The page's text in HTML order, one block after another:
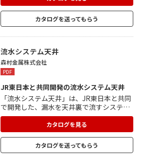
施工。フックバーは、ビス留め不要の引っ
掛け式施工でどこからでも脱着可能です。
フックパネルは、多くのデザインに対応で
ザインをお楽しみいただけます。 耐風圧・
耐震性について性能試験済みの耐久性商品
です。
カタログを送ってもらう
流水システム天井
森村金属株式会社
PDF
JR東日本と共同開発の流水システム天井
「流水システム天井」は、JR東日本と共同
で開発した、漏水を天井裏で流すシステム
です。 天井面に施された様々なサイズや形
の開口に対応できる流水見切と専用のガス
ケットを共同開発。二重天井が持つ別々の
性能を一体化したことで、通行するお客様
の快適性を制限する一因となってしまうと
カタログを見る
カタログを送ってもらう